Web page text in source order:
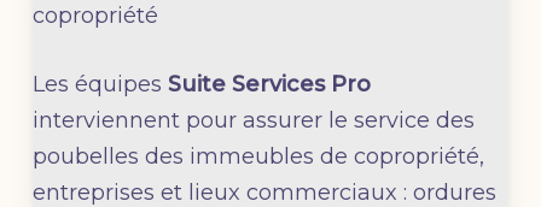
copropriété
Les équipes Suite Services Pro
interviennent pour assurer le service des
poubelles des immeubles de copropriété,
entreprises et lieux commerciaux : ordures